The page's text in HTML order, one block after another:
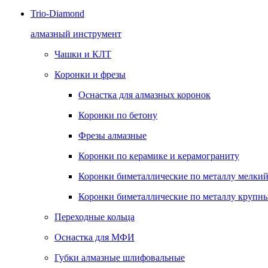
Trio-Diamond
алмазный инструмент
Чашки и КЛТ
Коронки и фрезы
Оснастка для алмазных коронок
Коронки по бетону
Фрезы алмазные
Коронки по керамике и керамограниту
Коронки биметаллические по металлу
Коронки биметаллические по металлу
Переходные кольца
Оснастка для МФИ
Губки алмазные шлифовальные